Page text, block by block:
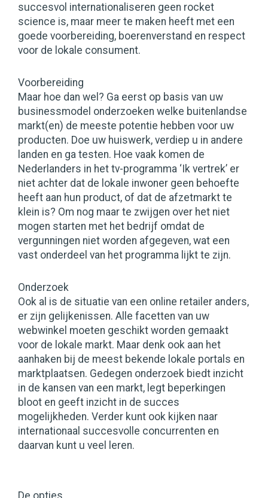
succesvol internationaliseren geen rocket
science is, maar meer te maken heeft met een
goede voorbereiding, boerenverstand en respect
voor de lokale consument.
Voorbereiding
Maar hoe dan wel? Ga eerst op basis van uw
businessmodel onderzoeken welke buitenlandse
markt(en) de meeste potentie hebben voor uw
producten. Doe uw huiswerk, verdiep u in andere
landen en ga testen. Hoe vaak komen de
Nederlanders in het tv-programma ‘Ik vertrek’ er
niet achter dat de lokale inwoner geen behoefte
heeft aan hun product, of dat de afzetmarkt te
klein is? Om nog maar te zwijgen over het niet
mogen starten met het bedrijf omdat de
vergunningen niet worden afgegeven, wat een
vast onderdeel van het programma lijkt te zijn.
Onderzoek
Ook al is de situatie van een online retailer anders,
er zijn gelijkenissen. Alle facetten van uw
webwinkel moeten geschikt worden gemaakt
voor de lokale markt. Maar denk ook aan het
aanhaken bij de meest bekende lokale portals en
marktplaatsen. Gedegen onderzoek biedt inzicht
in de kansen van een markt, legt beperkingen
bloot en geeft inzicht in de succes
mogelijkheden. Verder kunt ook kijken naar
internationaal succesvolle concurrenten en
daarvan kunt u veel leren.